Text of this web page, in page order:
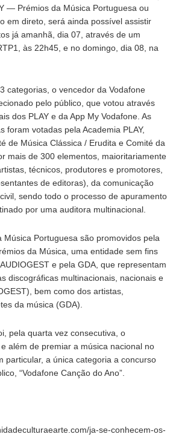
— Prémios da Música Portuguesa ou
em direto, será ainda possível assistir
já amanhã, dia 07, através de um
às 22h45, e no domingo, dia 08, na
categorias, o vencedor da Vodafone
pelo público, que votou através
dos PLAY e da App My Vodafone. As
foram votadas pela Academia PLAY,
de Música Clássica / Erudita e Comité da
mais de 300 elementos, maioritariamente
técnicos, produtores e promotores,
de editoras), da comunicação
sendo todo o processo de apuramento
por uma auditora multinacional.
Música Portuguesa são promovidos pela
da Música, uma entidade sem fins
e pela GDA, que representam
discográficas multinacionais, nacionais e
bem como dos artistas,
da música (GDA).
pela quarta vez consecutiva, o
além de premiar a música nacional no
particular, a única categoria a concurso
“Vodafone Canção do Ano”.
ja-se-conhecem-os-